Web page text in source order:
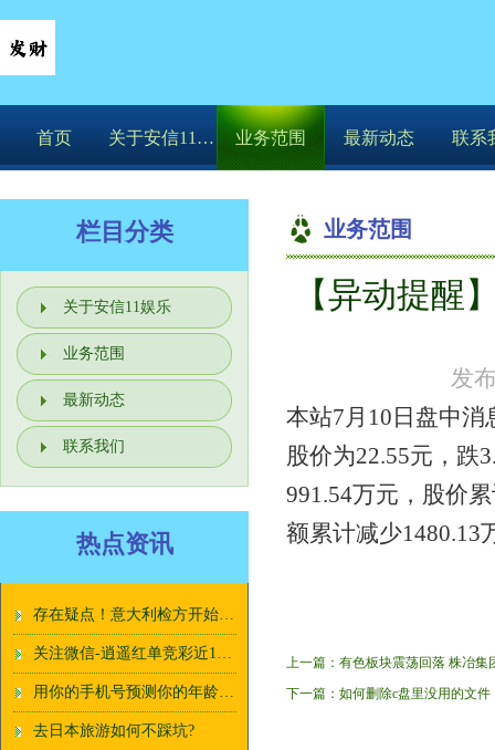
首页 关于安信11娱乐 业务范围 最新动态 联系
栏目分类
关于安信11娱乐
业务范围
最新动态
联系我们
热点资讯
存在疑点！意大利检方开始调查林奇游艇沉没案
关注微信-逍遥红单竞彩近14中10！看最新方案
用你的手机号预测你的年龄，真准，不信你试试？
去日本旅游如何不踩坑?
业务范围
你的位置： 安信
【异动提醒
发
本站7月10日盘中消
股价为22.55元，跌
991.54万元，股价
额累计减少1480.13
上一篇： 有色板块震荡回落 株冶集
下一篇： 如何删除c盘里没用的文件